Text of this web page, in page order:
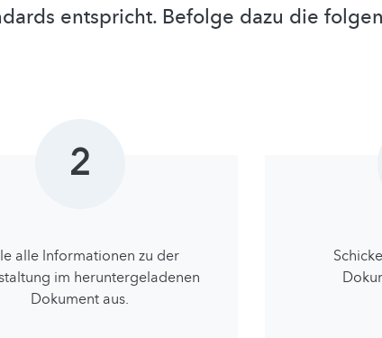
entspricht. Befolge dazu die
2
alle lnformationen zu der
im heruntergeladenen
Dokument aus.